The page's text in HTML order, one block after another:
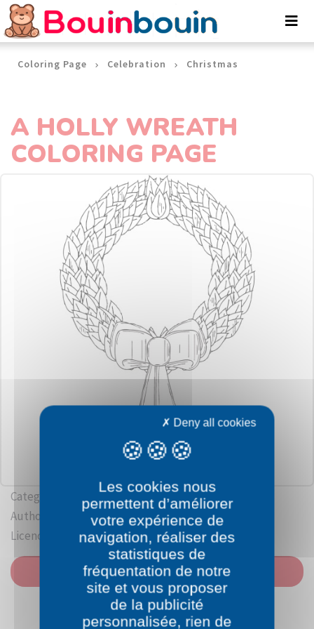
Coloring Page Celebration Christmas
A HOLLY WREATH
COLORING PAGE
Category: Christmas
Author:
Johnny Automatic
Licence: Public domain
PRINT
Cookies management panel
Les cookies nous
permettent d’améliorer
votre expérience de
navigation, réaliser des
statistiques de
fréquentation de notre
site et vous proposer
de la publicité
personnalisée, rien de
Deny all cookies